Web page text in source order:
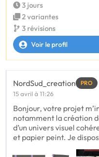
3 jours
2 variantes
3 révisions
Voir le profil
NordSud_creation PRO
15 avril à 11:26
Bonjour, votre projet
notamment la création
d’un univers visuel
et papier peint. Je